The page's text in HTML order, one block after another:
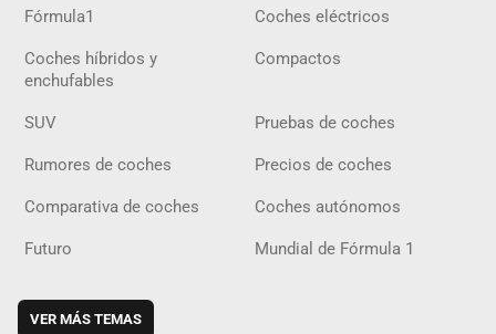
Fórmula1 Coches eléctricos
Coches híbridos y
enchufables
Compactos
SUV Pruebas de coches
Rumores de coches Precios de coches
Comparativa de coches Coches autónomos
Futuro Mundial de Fórmula 1
VER MÁS TEMAS